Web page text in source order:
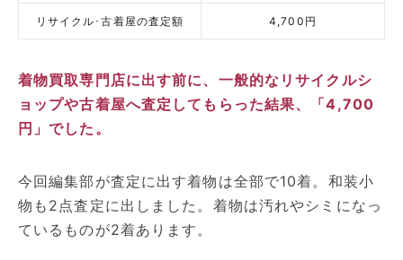
リサイクル･古着屋の査定額 4,700円
着物買取専門店に出す前に、一般的なリサイクルシ
ョップや古着屋へ査定してもらった結果、「4,700
円」でした。
今回編集部が査定に出す着物は全部で10着。和装小
物も2点査定に出しました。着物は汚れやシミになっ
ているものが2着あります。